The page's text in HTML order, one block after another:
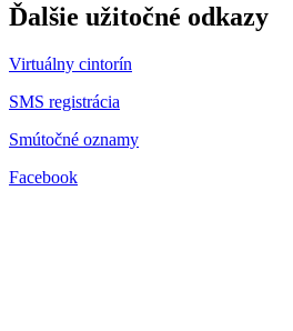
Ďalšie užitočné odkazy
Virtuálny cintorín
SMS registrácia
Smútočné oznamy
Facebook